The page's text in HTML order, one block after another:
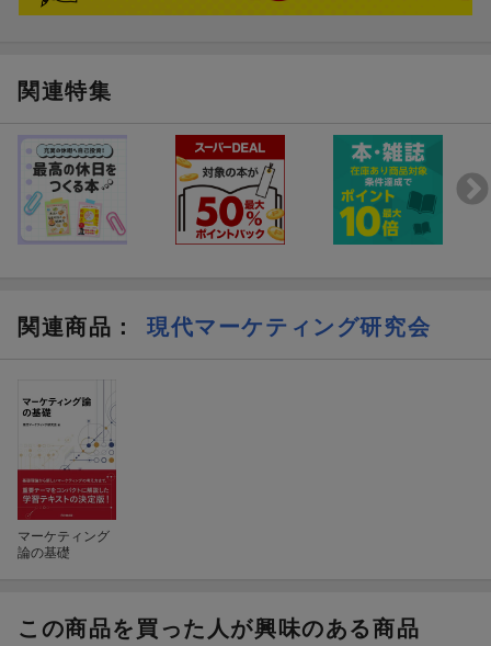
関連特集
関連商品 ： 現代マーケティング研究会
マーケティング
論の基礎
この商品を買った人が興味のある商品